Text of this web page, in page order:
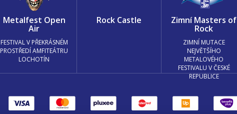
Metalfest Open
Air
FESTIVAL V PŘEKRÁSNÉM
PROSTŘEDÍ AMFITEÁTRU
LOCHOTÍN
Rock Castle Zimní Masters of
Rock
ZIMNÍ MUTACE
NEJVĚTŠÍHO
METALOVÉHO
FESTIVALU V ČESKÉ
REPUBLICE